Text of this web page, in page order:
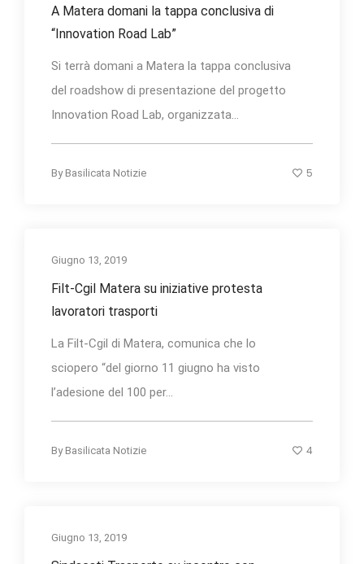
A Matera domani la tappa conclusiva di
“Innovation Road Lab”
Si terrà domani a Matera la tappa conclusiva
del roadshow di presentazione del progetto
Innovation Road Lab, organizzata...
By Basilicata Notizie 5
Giugno 13, 2019
Filt-Cgil Matera su iniziative protesta
lavoratori trasporti
La Filt-Cgil di Matera, comunica che lo
sciopero “del giorno 11 giugno ha visto
l’adesione del 100 per...
By Basilicata Notizie 4
Giugno 13, 2019